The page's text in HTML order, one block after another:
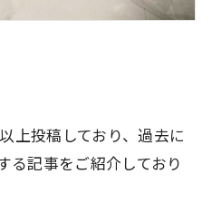
上投稿しており、過去に
る記事をご紹介しており